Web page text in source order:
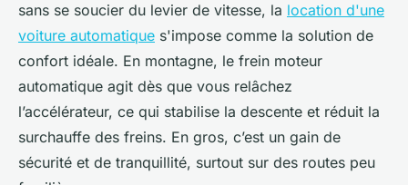
sans se soucier du levier de vitesse, la location d'une
voiture automatique s'impose comme la solution de
confort idéale. En montagne, le frein moteur
automatique agit dès que vous relâchez
l’accélérateur, ce qui stabilise la descente et réduit la
surchauffe des freins. En gros, c’est un gain de
sécurité et de tranquillité, surtout sur des routes peu